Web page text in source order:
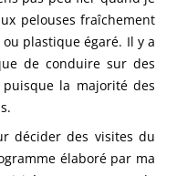
pelouses fraîchement
ou plastique égaré. Il y a
de conduire sur des
la majorité des
décider des visites du
élaboré par ma